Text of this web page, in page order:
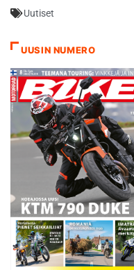
yhteistulosten ykköstilan.
kakkonen. Kolmospaikan
otti edellisen osakilpailun
voittanut Rauman Seudun
Moottorikerhon Joni Roos. -
Ajoin aika-ajossa pohja-ajan,
mutta…
Uutiset
UUSIN NUMERO